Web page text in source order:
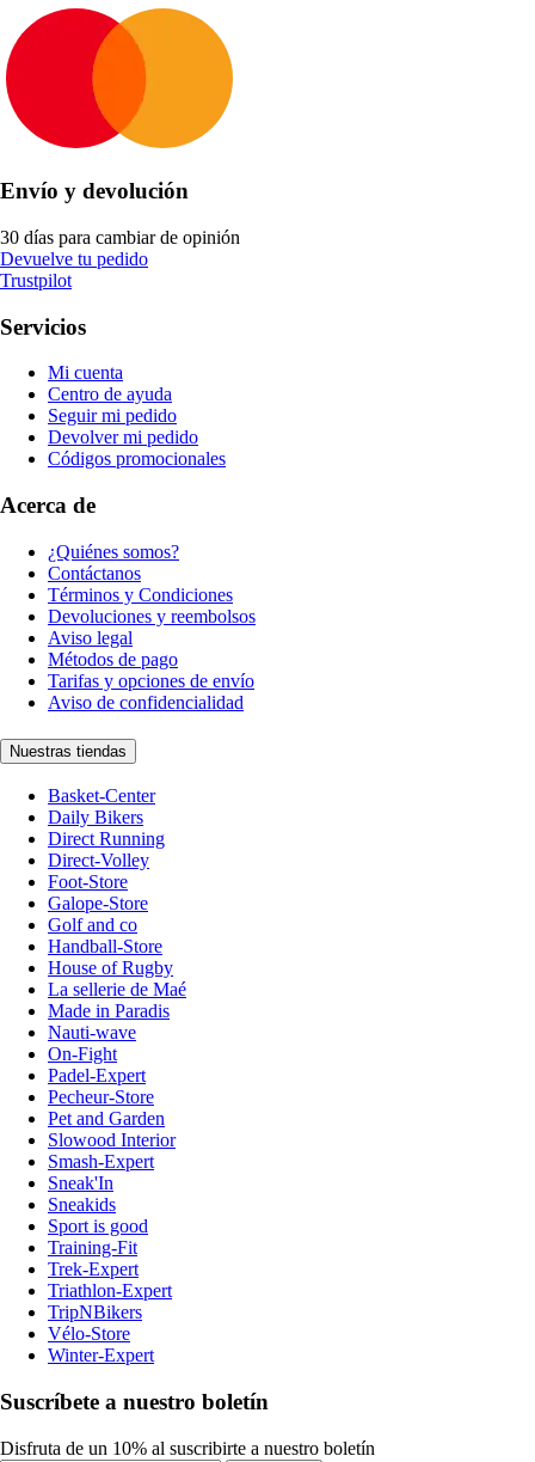
Envío y devolución
30 días para cambiar de opinión
Devuelve tu pedido
Trustpilot
Servicios
Mi cuenta
Centro de ayuda
Seguir mi pedido
Devolver mi pedido
Códigos promocionales
Acerca de
¿Quiénes somos?
Contáctanos
Términos y Condiciones
Devoluciones y reembolsos
Aviso legal
Métodos de pago
Tarifas y opciones de envío
Aviso de confidencialidad
Nuestras tiendas
Basket-Center
Daily Bikers
Direct Running
Direct-Volley
Foot-Store
Galope-Store
Golf and co
Handball-Store
House of Rugby
La sellerie de Maé
Made in Paradis
Nauti-wave
On-Fight
Padel-Expert
Pecheur-Store
Pet and Garden
Slowood Interior
Smash-Expert
Sneak'In
Sneakids
Sport is good
Training-Fit
Trek-Expert
Triathlon-Expert
TripNBikers
Vélo-Store
Winter-Expert
Suscríbete a nuestro boletín
Disfruta de un 10% al suscribirte a nuestro boletín